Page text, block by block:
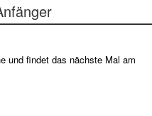
und findet das nächste Mal am